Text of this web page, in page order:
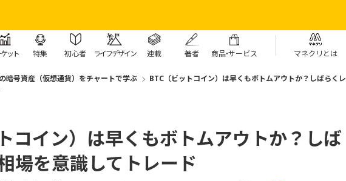
ット 特集 初心者 ライフデザイン 連載 著者 商品・サービス マネクリとは
暗号資産（仮想通貨）をチャートで学ぶ
BTC（ビットコイン）は早くもボトムアウトか？しばらくレ
コイン）は早くもボトムアウトか？しば
場を意識してトレード